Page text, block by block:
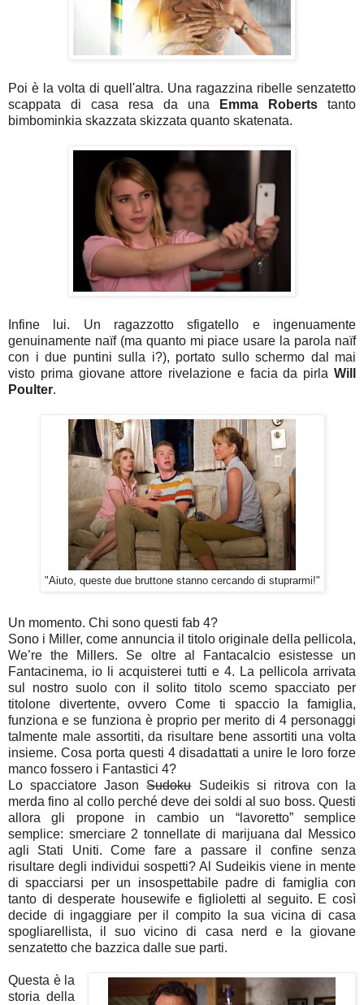
Poi è la volta di quell'altra. Una ragazzina ribelle senzatetto
scappata di casa resa da una
Emma Roberts tanto
bimbominkia skazzata skizzata quanto skatenata.
Infine lui. Un ragazzotto sfigatello e ingenuamente
genuinamente naïf (ma quanto mi piace usare la parola naïf
con i due puntini sulla i?), portato sullo schermo dal mai
visto prima giovane attore rivelazione e facia da pirla Will
Poulter.
"Aiuto, queste due bruttone stanno cercando di stuprarmi!"
Un momento. Chi sono questi fab 4?
Sono i Miller, come annuncia il titolo originale della pellicola,
We’re the Millers. Se oltre al Fantacalcio esistesse un
Fantacinema, io li acquisterei tutti e 4. La pellicola arrivata
sul nostro suolo con il solito titolo scemo spacciato per
titolone divertente, ovvero Come ti spaccio la famiglia,
funziona e se funziona è proprio per merito di 4 personaggi
talmente male assortiti, da risultare bene assortiti una volta
insieme. Cosa porta questi 4 disadattati a unire le loro forze
manco fossero i Fantastici 4?
Lo spacciatore JasonSudokuSudeikis si ritrova con la
merda fino al collo perché deve dei soldi al suo boss. Questi
allora gli propone in cambio un “lavoretto” semplice
semplice: smerciare 2 tonnellate di marijuana dal Messico
agli Stati Uniti. Come fare a passare il confine senza
risultare degli individui sospetti? Al Sudeikis viene in mente
di spacciarsi per un insospettabile padre di famiglia con
tanto di desperate housewife e figlioletti al seguito. E così
decide di ingaggiare per il compito la sua vicina di casa
spogliarellista, il suo vicino di casa nerd e la giovane
senzatetto che bazzica dalle sue parti.
Questa è la
storia della